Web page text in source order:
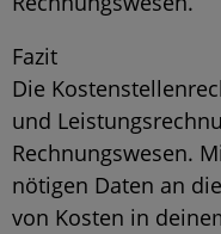
Fazit
Die
und
Rechnungswesen.
nötigen Daten an
von Kosten in